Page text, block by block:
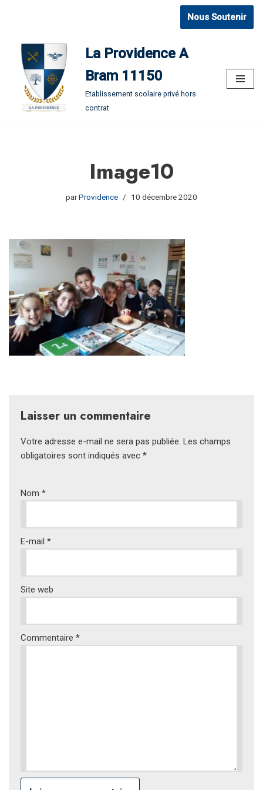
contenu
Nous Soutenir
La Providence A
Bram 11150
Etablissement scolaire privé hors
contrat
Image10
parProvidence 10 décembre 2020
Laisser un commentaire
Votre adresse e-mail ne sera pas publiée. Les champs
obligatoires sont indiqués avec *
Nom *
E-mail *
Site web
Commentaire *